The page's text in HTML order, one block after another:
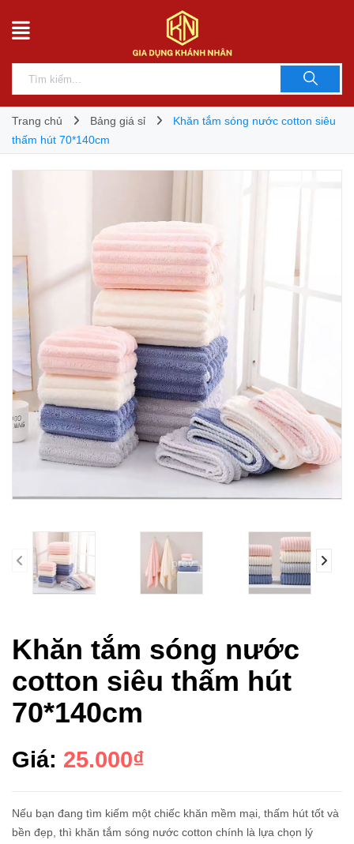
Trang chủ Bảng giá sỉ
Khăn tắm sóng nước cotton siêu
thấm hút 70*140cm
prev
Khăn tắm sóng nước
cotton siêu thấm hút
70*140cm
Giá: 25.000₫
Nếu bạn đang tìm kiếm một chiếc khăn mềm mại, thấm hút tốt và
bền đẹp, thì khăn tắm sóng nước cotton chính là lựa chọn lý